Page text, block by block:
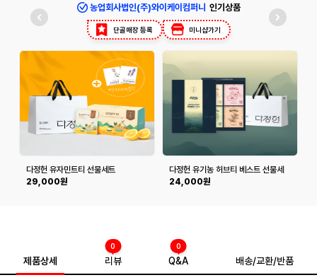
농업회사법인(주)와이케이컴퍼니 인기상품
단골매장 등록 미니샵가기
다정헌 유자민트티 선물세트
29,000원
다정헌 유기농 허브티 베스트 선물세
트
24,000원
제품상세 리뷰
0
Q&A
0
배송/교환/반품